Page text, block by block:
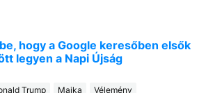
hogy a Google keresőben elsők
legyen a Napi Újság
Trump Majka Vélemény